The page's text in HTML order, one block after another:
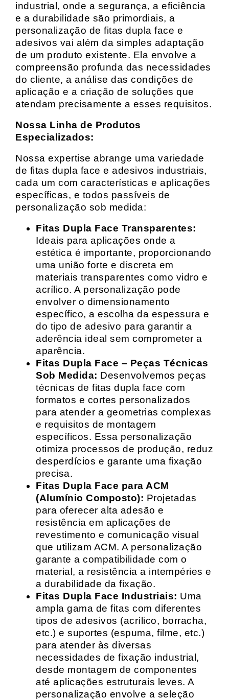
industrial, onde a segurança, a eficiência
e a durabilidade são primordiais, a
personalização de fitas dupla face e
adesivos vai além da simples adaptação
de um produto existente. Ela envolve a
compreensão profunda das necessidades
do cliente, a análise das condições de
aplicação e a criação de soluções que
atendam precisamente a esses requisitos.
Nossa Linha de Produtos
Especializados:
Nossa expertise abrange uma variedade
de fitas dupla face e adesivos industriais,
cada um com características e aplicações
específicas, e todos passíveis de
personalização sob medida:
Fitas Dupla Face Transparentes:
Ideais para aplicações onde a
estética é importante, proporcionando
uma união forte e discreta em
materiais transparentes como vidro e
acrílico. A personalização pode
envolver o dimensionamento
específico, a escolha da espessura e
do tipo de adesivo para garantir a
aderência ideal sem comprometer a
aparência.
Fitas Dupla Face – Peças Técnicas
Sob Medida: Desenvolvemos peças
técnicas de fitas dupla face com
formatos e cortes personalizados
para atender a geometrias complexas
e requisitos de montagem
específicos. Essa personalização
otimiza processos de produção, reduz
desperdícios e garante uma fixação
precisa.
Fitas Dupla Face para ACM
(Alumínio Composto): Projetadas
para oferecer alta adesão e
resistência em aplicações de
revestimento e comunicação visual
que utilizam ACM. A personalização
garante a compatibilidade com o
material, a resistência a intempéries e
a durabilidade da fixação.
Fitas Dupla Face Industriais: Uma
ampla gama de fitas com diferentes
tipos de adesivos (acrílico, borracha,
etc.) e suportes (espuma, filme, etc.)
para atender às diversas
necessidades de fixação industrial,
desde montagem de componentes
até aplicações estruturais leves. A
personalização envolve a seleção